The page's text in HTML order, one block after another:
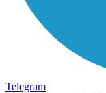
Telegram